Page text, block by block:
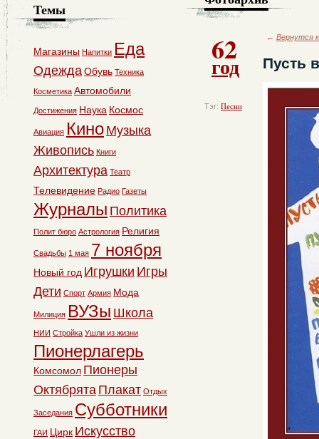
62
год
Тэг: Песни
← Вернутся
Пусть
Темы
Магазины Напитки Еда
ОдеждаОбувь Техника
Косметика Автомобили
Достижения Наука Космос
Авиация Кино Музыка
Живопись Книги
Архитектура Театр
Телевидение Радио Газеты
Журналы Политика
Полит бюро Астрология Религия
Свадьбы 1 мая 7 ноября
Новый год Игрушки Игры
Дети Спорт Армия Мода
Милиция ВУЗы Школа
НИИ Стройка Ушли из жизни
Пионерлагерь
Комсомол Пионеры
Октябрята Плакат Отдых
Заседания Субботники
ГАИ Цирк Искусство